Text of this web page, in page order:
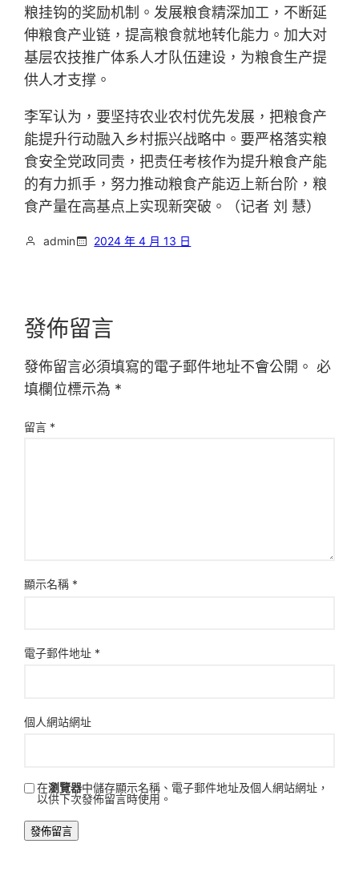
粮挂钩的奖励机制。发展粮食精深加工，不断延
伸粮食产业链，提高粮食就地转化能力。加大对
基层农技推广体系人才队伍建设，为粮食生产提
供人才支撑。
李军认为，要坚持农业农村优先发展，把粮食产
能提升行动融入乡村振兴战略中。要严格落实粮
食安全党政同责，把责任考核作为提升粮食产能
的有力抓手，努力推动粮食产能迈上新台阶，粮
食产量在高基点上实现新突破。（记者 刘 慧）
admin 2024 年 4 月 13 日
發佈留言
發佈留言必須填寫的電子郵件地址不會公開。 必
填欄位標示為 *
留言 *
顯示名稱 *
電子郵件地址 *
個人網站網址
在瀏覽器中儲存顯示名稱、電子郵件地址及個人網站網址，
以供下次發佈留言時使用。